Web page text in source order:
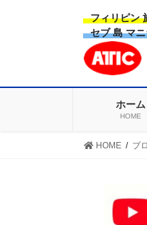
フィリピン
セブ 島 マ
ホーム
HOME
HOME ブ